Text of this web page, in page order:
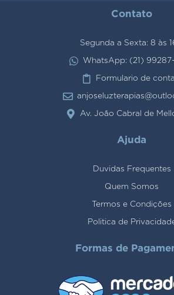
Contato
Segunda a Sexta: 8 às
WhatsApp: (21)
Formulario de
Av. João Cabral de
Ajuda
Duvidas Frequentes
Quem Somos
Termos e Condições
Politica de
Formas de